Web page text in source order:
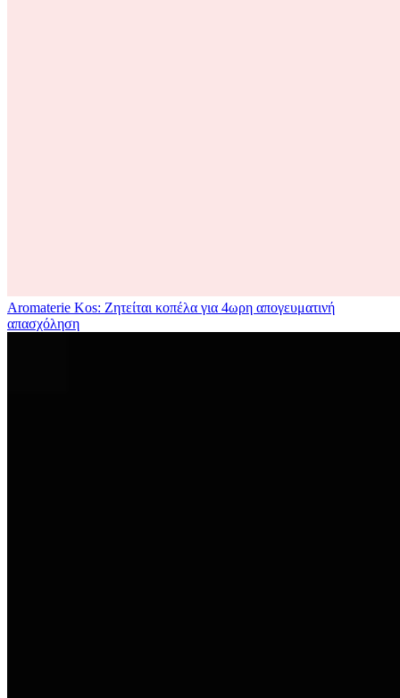
Aromaterie Kos: Ζητείται κοπέλα για 4ωρη απογευματινή
απασχόληση